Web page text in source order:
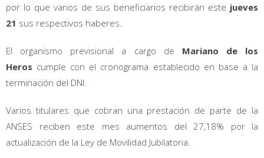
por lo que varios de sus beneficiarios recibirán este jueves
21 sus respectivos haberes.
El organismo previsional a cargo de Mariano de los
Heros cumple con el cronograma establecido en base a la
terminación del DNI.
Varios titulares que cobran una prestación de parte de la
ANSES reciben este mes aumentos del 27,18% por la
actualización de la Ley de Movilidad Jubilatoria.